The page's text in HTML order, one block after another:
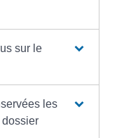
sur le
les